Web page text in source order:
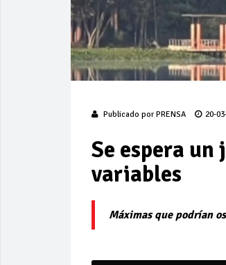
Publicado por PRENSA 20-
Se espera un
variables
Máximas que podrían